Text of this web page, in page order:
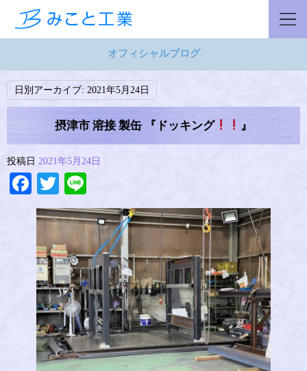
オフィシャルブログ
日別アーカイブ: 2021年5月24日
摂津市 溶接 製缶 『ドッキング 』
投稿日 2021年5月24日
Facebook
Twitter